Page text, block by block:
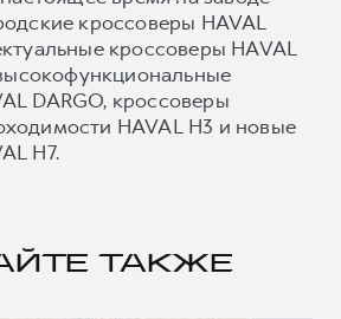
кроссоверы HAVAL
кроссоверы HAVAL
DARGO, кроссоверы
HAVAL H3 и новые
H7.
ТАКЖЕ